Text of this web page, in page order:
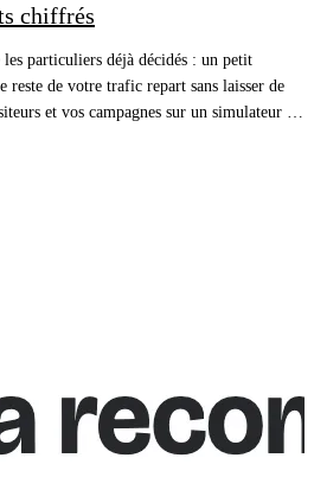
chiffrés
particuliers déjà décidés : un petit
reste de votre trafic repart sans laisser de
et vos campagnes sur un simulateur de
arrive dans votre CRM avec un